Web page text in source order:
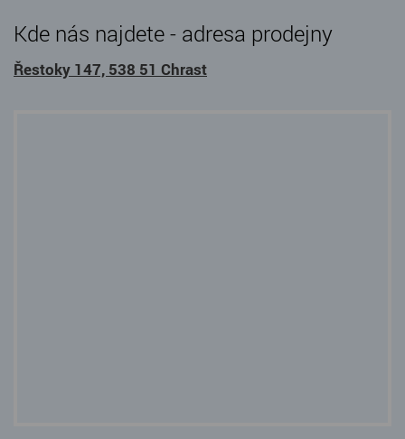
Kde nás najdete - adresa prodejny
Řestoky 147, 538 51 Chrast